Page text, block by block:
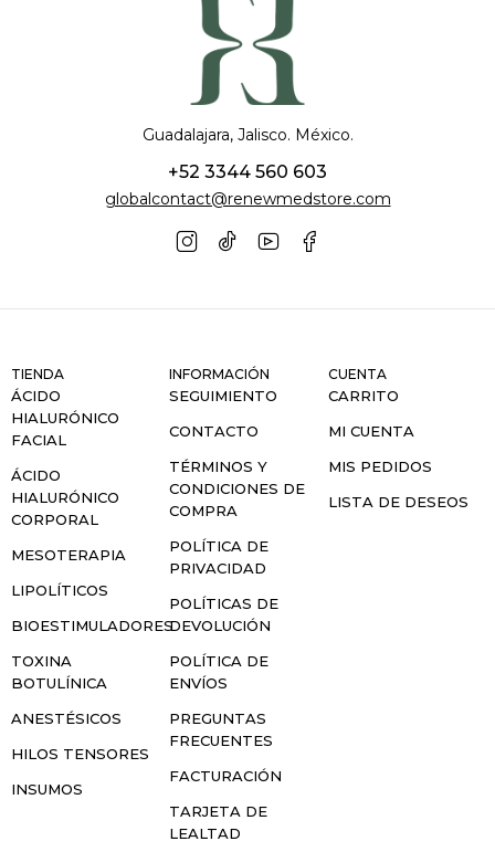
Guadalajara, Jalisco. México.
+52 3344 560 603
globalcontact@renewmedstore.com
TIENDA
ÁCIDO
HIALURÓNICO
FACIAL
ÁCIDO
HIALURÓNICO
CORPORAL
MESOTERAPIA
LIPOLÍTICOS
BIOESTIMULADORES
TOXINA
BOTULÍNICA
ANESTÉSICOS
HILOS TENSORES
INSUMOS
INFORMACIÓN
SEGUIMIENTO
CONTACTO
TÉRMINOS Y
CONDICIONES DE
COMPRA
POLÍTICA DE
PRIVACIDAD
POLÍTICAS DE
DEVOLUCIÓN
POLÍTICA DE
ENVÍOS
PREGUNTAS
FRECUENTES
FACTURACIÓN
TARJETA DE
LEALTAD
CUENTA
CARRITO
MI CUENTA
MIS PEDIDOS
LISTA DE DESEOS